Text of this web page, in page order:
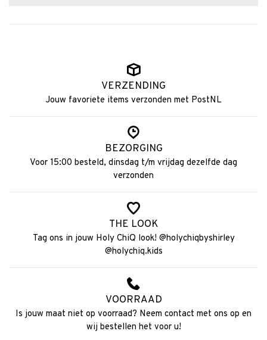
VERZENDING
Jouw favoriete items verzonden met PostNL
BEZORGING
Voor 15:00 besteld, dinsdag t/m vrijdag dezelfde dag
verzonden
THE LOOK
Tag ons in jouw Holy ChiQ look! @holychiqbyshirley
@holychiq.kids
VOORRAAD
Is jouw maat niet op voorraad? Neem contact met ons op en
wij bestellen het voor u!